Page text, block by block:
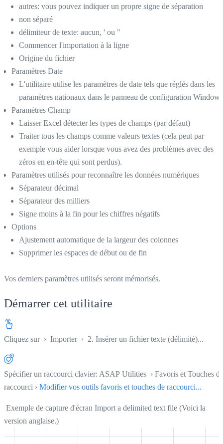
autres: vous pouvez indiquer un propre signe de séparation
non séparé
délimiteur de texte: aucun, ' ou "
Commencer l'importation à la ligne
Origine du fichier
Paramètres Date
L'utilitaire utilise les paramètres de date tels que réglés dans les
paramètres nationaux dans le panneau de configuration
Paramètres Champ
Laisser Excel détecter les types de champs (par défaut)
Traiter tous les champs comme valeurs textes (cela peut par
exemple vous aider lorsque vous avez des problèmes avec des
zéros en en-tête qui sont perdus).
Paramètres utilisés pour reconnaître les données numériques
Séparateur décimal
Séparateur des milliers
Signe moins à la fin pour les chiffres négatifs
Options
Ajustement automatique de la largeur des colonnes
Supprimer les espaces de début ou de fin
Vos derniers paramètres utilisés seront mémorisés.
Démarrer cet utilitaire
Cliquez sur › Importer› 2. Insérer un fichier texte (délimité)...
Spécifier un raccourci clavier: ASAP Utilities › Favoris et Touches de
raccourci › Modifier vos outils favoris et touches de raccourci...
Exemple de capture d'écran Import a delimited text file (Voici la
version anglaise.)